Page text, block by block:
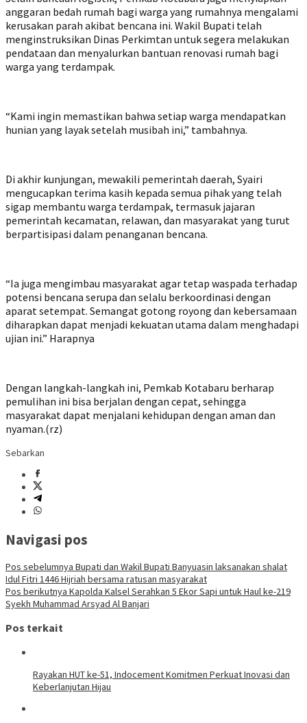
anggaran bedah rumah bagi warga yang rumahnya mengalami
kerusakan parah akibat bencana ini. Wakil Bupati telah
menginstruksikan Dinas Perkimtan untuk segera melakukan
pendataan dan menyalurkan bantuan renovasi rumah bagi
warga yang terdampak.
“Kami ingin memastikan bahwa setiap warga mendapatkan
hunian yang layak setelah musibah ini,” tambahnya.
Di akhir kunjungan, mewakili pemerintah daerah, Syairi
mengucapkan terima kasih kepada semua pihak yang telah
sigap membantu warga terdampak, termasuk jajaran
pemerintah kecamatan, relawan, dan masyarakat yang turut
berpartisipasi dalam penanganan bencana.
“Ia juga mengimbau masyarakat agar tetap waspada terhadap
potensi bencana serupa dan selalu berkoordinasi dengan
aparat setempat. Semangat gotong royong dan kebersamaan
diharapkan dapat menjadi kekuatan utama dalam menghadapi
ujian ini.” Harapnya
Dengan langkah-langkah ini, Pemkab Kotabaru berharap
pemulihan ini bisa berjalan dengan cepat, sehingga
masyarakat dapat menjalani kehidupan dengan aman dan
nyaman.(rz)
Sebarkan
Navigasi pos
Pos sebelumnya Bupati dan Wakil Bupati Banyuasin laksanakan shalat
Idul Fitri 1446 Hijriah bersama ratusan masyarakat
Pos berikutnya Kapolda Kalsel Serahkan 5 Ekor Sapi untuk Haul ke-219
Syekh Muhammad Arsyad Al Banjari
Pos terkait
Rayakan HUT ke-51, Indocement Komitmen Perkuat Inovasi dan
Keberlanjutan Hijau